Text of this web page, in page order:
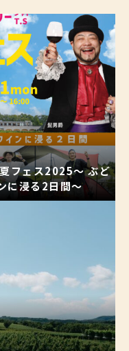
フェス2025〜 ぶど
に浸る2日間〜